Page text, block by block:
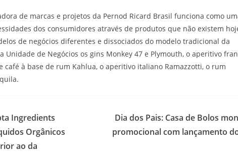
de marcas e projetos da Pernod Ricard Brasil funciona como
dos consumidores através de produtos que não existem
de negócios diferentes e dissociados do modelo tradicional da
de Negócios os gins Monkey 47 e Plymouth, o aperitivo
café à base de rum Kahlua, o aperitivo italiano Ramazzotti, o rum
Ingredients
Orgânicos
ao da
Dia dos Pais: Casa de Bolos
promocional com lançamento